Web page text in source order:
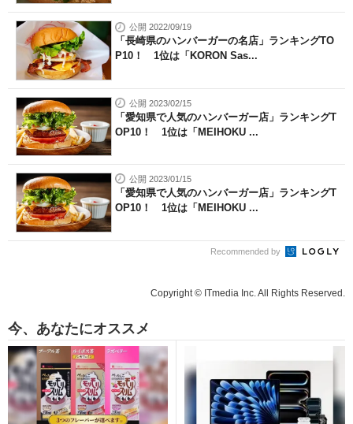
公開 2022/09/19
「長崎県のハンバーガーの名店」ランキングTO
P10！ 1位は「KORON Sas...
公開 2023/02/15
「愛知県で人気のハンバーガー店」ランキングT
OP10！ 1位は「MEIHOKU ...
公開 2023/01/15
「愛知県で人気のハンバーガー店」ランキングT
OP10！ 1位は「MEIHOKU ...
Recommended by
Copyright © ITmedia Inc. All Rights Reserved.
今、あなたにオススメ